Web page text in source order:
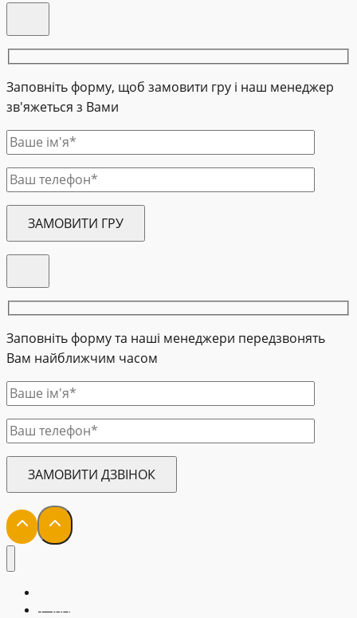
Заповніть форму, щоб замовити гру і наш менеджер
зв'яжеться з Вами
Заповніть форму та наші менеджери передзвонять
Вам найближчим часом
1 ЗВОНОК КВЕСТ